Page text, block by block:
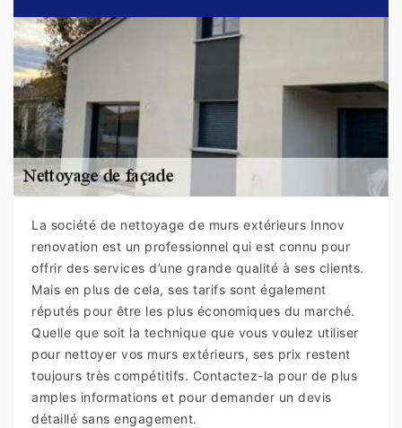
La société de nettoyage de murs extérieurs Innov
renovation est un professionnel qui est connu pour
offrir des services d’une grande qualité à ses clients.
Mais en plus de cela, ses tarifs sont également
réputés pour être les plus économiques du marché.
Quelle que soit la technique que vous voulez utiliser
pour nettoyer vos murs extérieurs, ses prix restent
toujours très compétitifs. Contactez-la pour de plus
amples informations et pour demander un devis
détaillé sans engagement.